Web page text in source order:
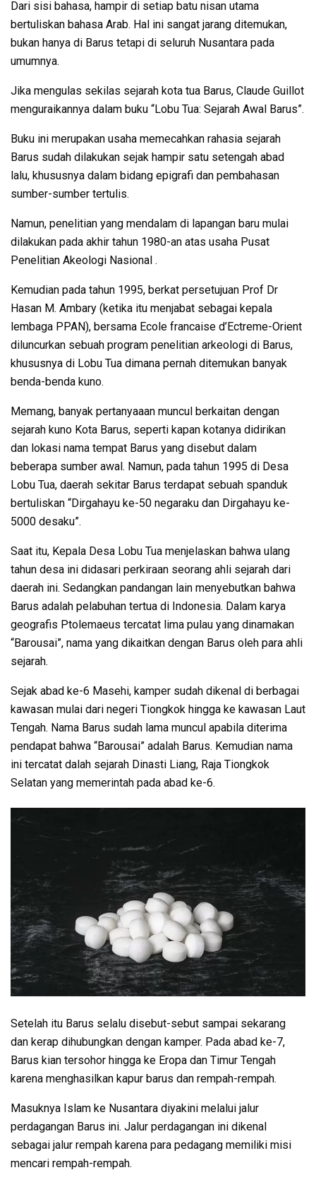
Dari sisi bahasa, hampir di setiap batu nisan utama
bertuliskan bahasa Arab. Hal ini sangat jarang ditemukan,
bukan hanya di Barus tetapi di seluruh Nusantara pada
umumnya.
Jika mengulas sekilas sejarah kota tua Barus, Claude Guillot
menguraikannya dalam buku “Lobu Tua: Sejarah Awal Barus”.
Buku ini merupakan usaha memecahkan rahasia sejarah
Barus sudah dilakukan sejak hampir satu setengah abad
lalu, khususnya dalam bidang epigrafi dan pembahasan
sumber-sumber tertulis.
Namun, penelitian yang mendalam di lapangan baru mulai
dilakukan pada akhir tahun 1980-an atas usaha Pusat
Penelitian Akeologi Nasional .
Kemudian pada tahun 1995, berkat persetujuan Prof Dr
Hasan M. Ambary (ketika itu menjabat sebagai kepala
lembaga PPAN), bersama Ecole francaise d’Ectreme-Orient
diluncurkan sebuah program penelitian arkeologi di Barus,
khususnya di Lobu Tua dimana pernah ditemukan banyak
benda-benda kuno.
Memang, banyak pertanyaaan muncul berkaitan dengan
sejarah kuno Kota Barus, seperti kapan kotanya didirikan
dan lokasi nama tempat Barus yang disebut dalam
beberapa sumber awal. Namun, pada tahun 1995 di Desa
Lobu Tua, daerah sekitar Barus terdapat sebuah spanduk
bertuliskan “Dirgahayu ke-50 negaraku dan Dirgahayu ke-
5000 desaku”.
Saat itu, Kepala Desa Lobu Tua menjelaskan bahwa ulang
tahun desa ini didasari perkiraan seorang ahli sejarah dari
daerah ini. Sedangkan pandangan lain menyebutkan bahwa
Barus adalah pelabuhan tertua di Indonesia. Dalam karya
geografis Ptolemaeus tercatat lima pulau yang dinamakan
“Barousai”, nama yang dikaitkan dengan Barus oleh para ahli
sejarah.
Sejak abad ke-6 Masehi, kamper sudah dikenal di berbagai
kawasan mulai dari negeri Tiongkok hingga ke kawasan Laut
Tengah. Nama Barus sudah lama muncul apabila diterima
pendapat bahwa “Barousai” adalah Barus. Kemudian nama
ini tercatat dalah sejarah Dinasti Liang, Raja Tiongkok
Selatan yang memerintah pada abad ke-6.
Setelah itu Barus selalu disebut-sebut sampai sekarang
dan kerap dihubungkan dengan kamper. Pada abad ke-7,
Barus kian tersohor hingga ke Eropa dan Timur Tengah
karena menghasilkan kapur barus dan rempah-rempah.
Masuknya Islam ke Nusantara diyakini melalui jalur
perdagangan Barus ini. Jalur perdagangan ini dikenal
sebagai jalur rempah karena para pedagang memiliki misi
mencari rempah-rempah.